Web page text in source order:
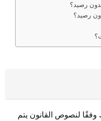
رصيد؟
رصيد؟
لنصوص القانون يتم